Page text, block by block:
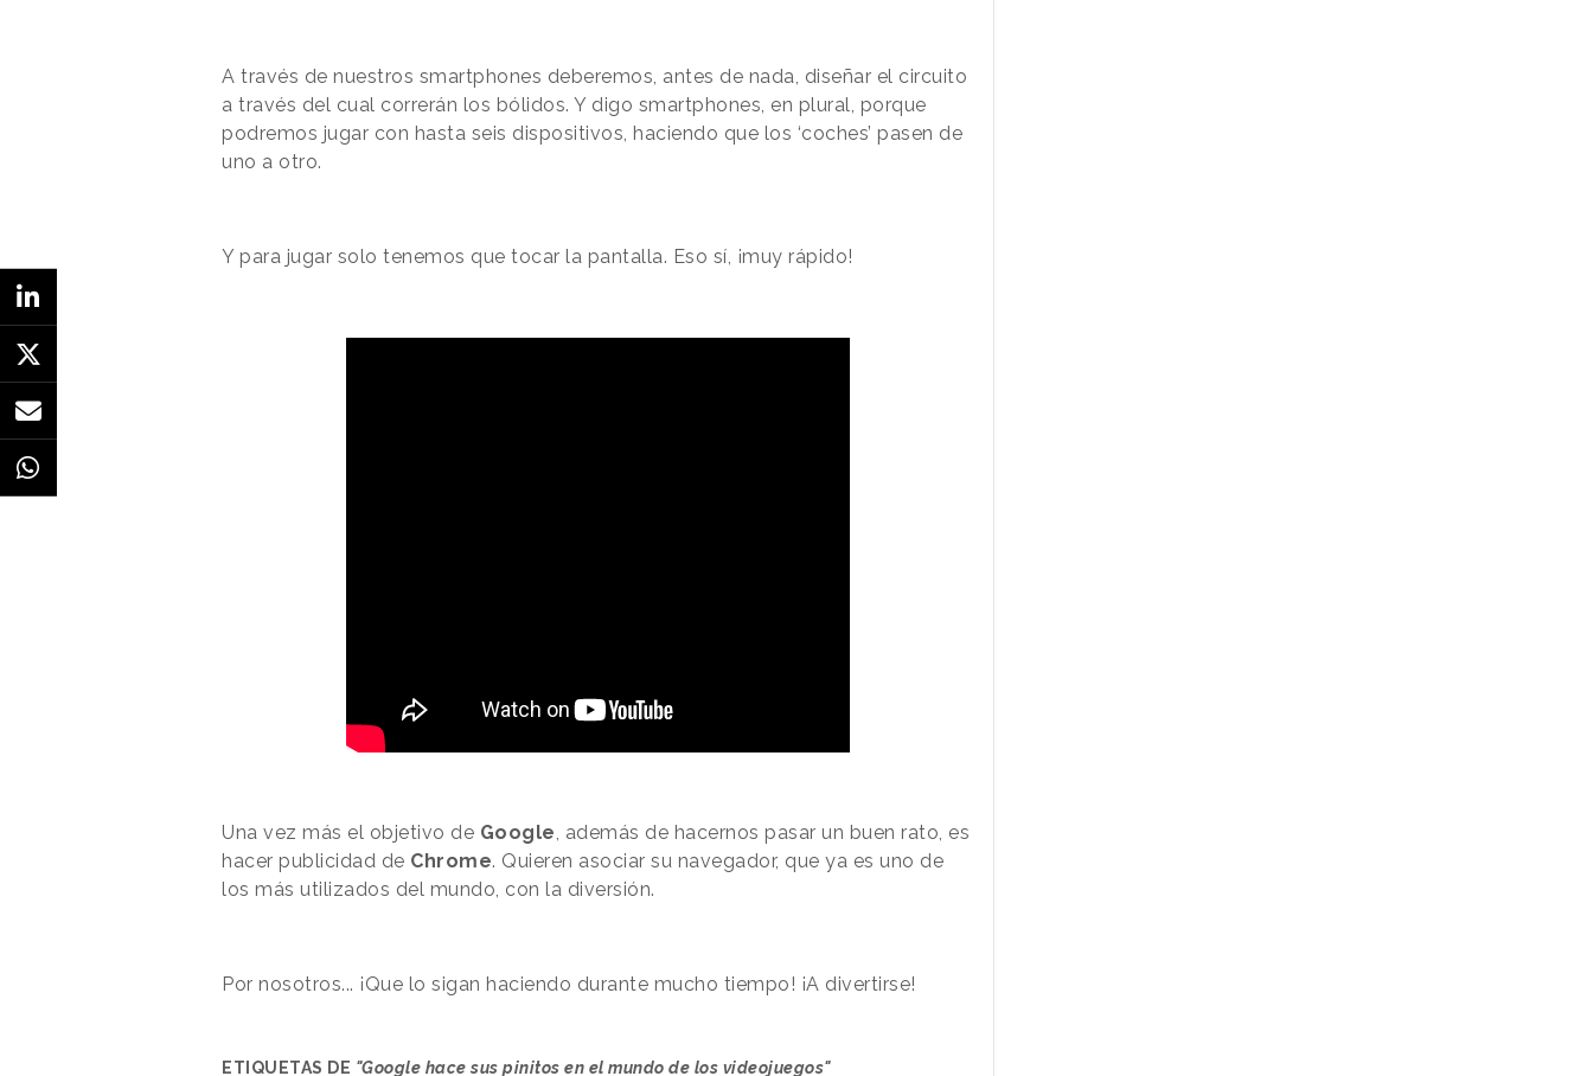
A través de nuestros smartphones deberemos, antes de nada, diseñar el circuito
a través del cual correrán los bólidos. Y digo smartphones, en plural, porque
podremos jugar con hasta seis dispositivos, haciendo que los ‘coches’ pasen de
uno a otro.
Y para jugar solo tenemos que tocar la pantalla. Eso sí, ¡muy rápido!
Una vez más el objetivo de Google , además de hacernos pasar un buen rato, es
hacer publicidad de Chrome. Quieren asociar su navegador, que ya es uno de
los más utilizados del mundo, con la diversión.
Por nosotros... ¡Que lo sigan haciendo durante mucho tiempo! ¡A divertirse!
ETIQUETAS DE "Google hace sus pinitos en el mundo de los videojuegos"